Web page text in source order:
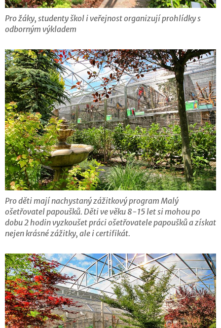
Pro žáky, studenty škol i veřejnost organizují prohlídky s
odborným výkladem
Pro děti mají nachystaný zážitkový program Malý
ošetřovatel papoušků. Děti ve věku 8-15 let si mohou po
dobu 2 hodin vyzkoušet práci ošetřovatele papoušků a získat
nejen krásné zážitky, ale i certifikát.